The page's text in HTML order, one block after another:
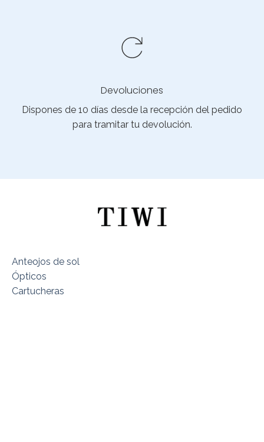
Devoluciones
Dispones de 10 días desde la recepción del pedido
para tramitar tu devolución.
Anteojos de sol
Ópticos
Cartucheras